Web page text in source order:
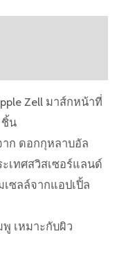
Zell มาส์กหน้าที่
ชิ้น
าก ดอกกุหลาบอัล
เทศสวิสเซอร์แลนด์
ซลล์จากแอปเปิ้ล
เหมาะกับผิว